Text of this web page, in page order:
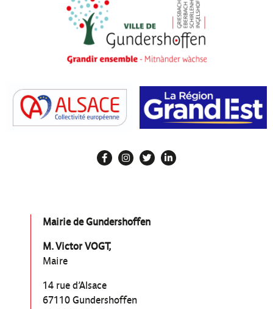
Mairie de Gundershoffen
M. Victor VOGT,
Maire
14 rue d’Alsace
67110 Gundershoffen